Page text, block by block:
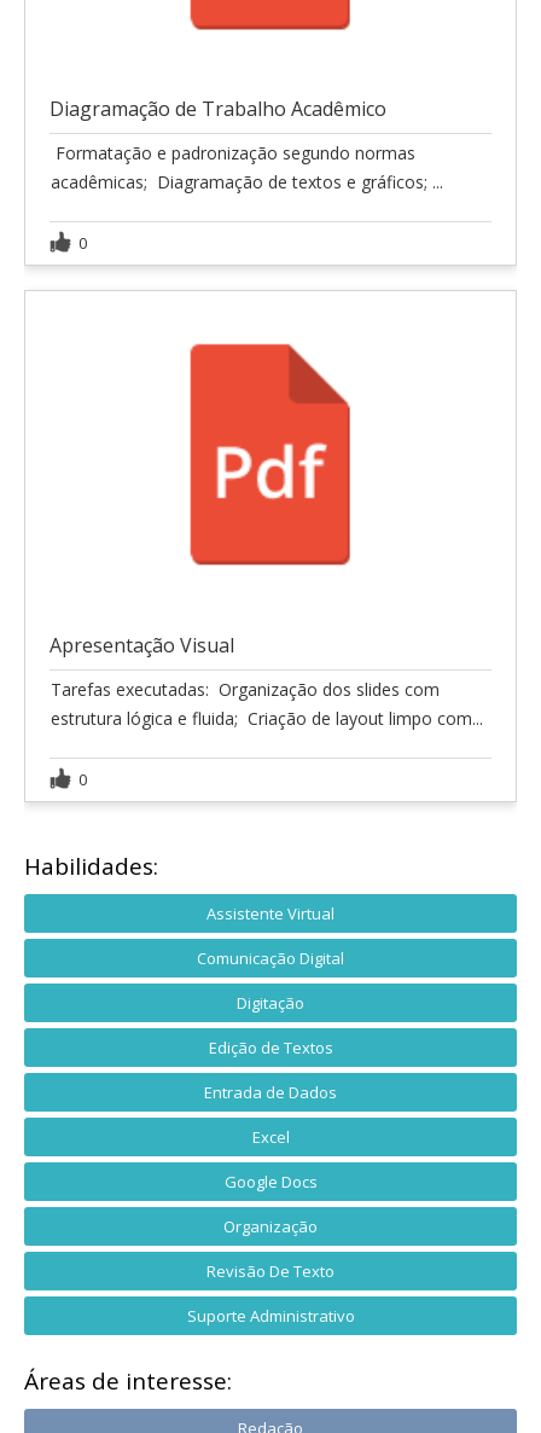
Diagramação de Trabalho Acadêmico
 Formatação e padronização segundo normas
acadêmicas;  Diagramação de textos e gráficos; ...
0
Apresentação Visual
Tarefas executadas:  Organização dos slides com
estrutura lógica e fluida;  Criação de layout limpo com...
0
Habilidades:
Assistente Virtual
Comunicação Digital
Digitação
Edição de Textos
Entrada de Dados
Excel
Google Docs
Organização
Revisão De Texto
Suporte Administrativo
Áreas de interesse:
Redação